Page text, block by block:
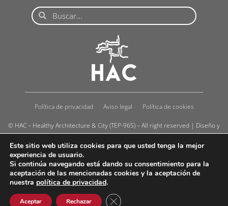
Política de privacidad Aviso legal Política de cookies
© HAC – Healthy Architecture & City (TEP-965) – All right reserved | Diseño y
Desarrolloh-tecnología
Este sitio web utiliza cookies para que usted tenga la mejor
experiencia de usuario.
Si continúa navegando está dando su consentimiento para la
aceptación de las mencionadas cookies y la aceptación de
nuestra política de privacidad.
Aceptar Rechazar Cerrar el banner de cookies RGPD